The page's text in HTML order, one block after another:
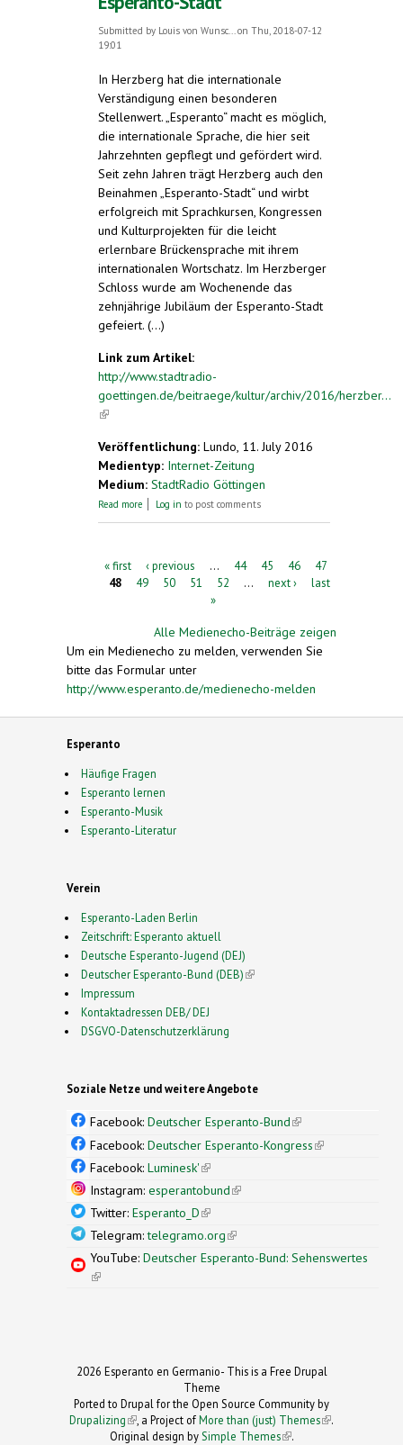
Submitted by Louis von Wunsc...on Thu, 2018-07-12
19:01
In Herzberg hat die internationale
Verständigung einen besonderen
Stellenwert. „Esperanto“ macht es möglich,
die internationale Sprache, die hier seit
Jahrzehnten gepflegt und gefördert wird.
Seit zehn Jahren trägt Herzberg auch den
Beinahmen „Esperanto-Stadt“ und wirbt
erfolgreich mit Sprachkursen, Kongressen
und Kulturprojekten für die leicht
erlernbare Brückensprache mit ihrem
internationalen Wortschatz. Im Herzberger
Schloss wurde am Wochenende das
zehnjährige Jubiläum der Esperanto-Stadt
gefeiert. (...)
Link zum Artikel:
http://www.stadtradio-
goettingen.de/beitraege/kultur/archiv/2016/herzber...
(link is external)
Veröffentlichung: Lundo, 11. July 2016
Medientyp: Internet-Zeitung
Medium: StadtRadio Göttingen
Read more about Herzberg feiert zehn Jahre
Log in to post comments
Pages« first ‹ previous … 44 45 46
47
48
49 50 51 52 … next ›
last
»
Alle Medienecho-Beiträge zeigen
Um ein Medienecho zu melden, verwenden Sie
bitte das Formular unter
http://www.esperanto.de/medienecho-melden
Esperanto
Häufige Fragen
Esperanto lernen
Esperanto-Musik
Esperanto-Literatur
Verein
Esperanto-Laden Berlin
Zeitschrift: Esperanto aktuell
Deutsche Esperanto-Jugend (DEJ)
Deutscher Esperanto-Bund (DEB)(link is external)
Impressum
Kontaktadressen DEB/ DEJ
DSGVO-Datenschutzerklärung
Soziale Netze und weitere Angebote
Facebook: Deutscher Esperanto-Bund(link is
external)
Facebook: Deutscher Esperanto-Kongress(link is
Facebook: Luminesk'(link is external)
Instagram: esperantobund(link is external)
Twitter: Esperanto_D(link is external)
Telegram:telegramo.org(link is external)
YouTube: Deutscher Esperanto-Bund: Sehenswertes
(link is external)
2026 Esperanto en Germanio- This is a Free Drupal
Theme
Ported to Drupal for the Open Source Community by
Drupalizing(link is external)
, a Project ofMore than (just) Themes (link is
.
Original design bySimple Themes
(link is
.